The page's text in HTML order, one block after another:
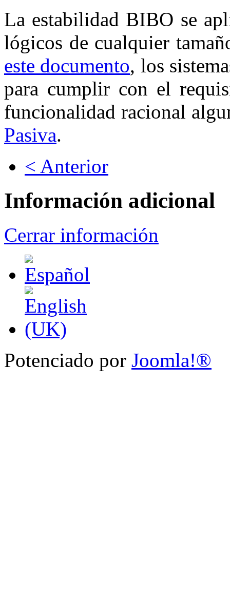
La estabilidad BIBO se
lógicos de cualquier
este documento, los
para cumplir con el
funcionalidad racional
Pasiva.
< Anterior
Información adicional
Cerrar información
Potenciado por Joomla!®